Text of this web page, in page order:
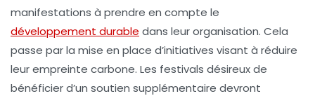
manifestations à prendre en compte le
développement durable dans leur organisation. Cela
passe par la mise en place d’initiatives visant à réduire
leur empreinte carbone. Les festivals désireux de
bénéficier d’un soutien supplémentaire devront